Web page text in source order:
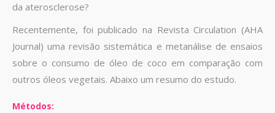
da aterosclerose?
Recentemente, foi publicado na Revista Circulation (AHA
Journal) uma revisão sistemática e metanálise de ensaios
sobre o consumo de óleo de coco em comparação com
outros óleos vegetais. Abaixo um resumo do estudo.
Métodos: